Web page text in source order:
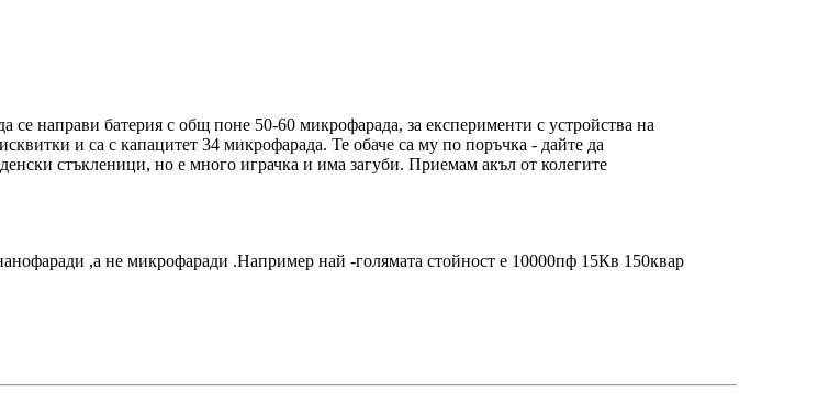
се направи батерия с общ поне 50-60 микрофарада, за експерименти с устройства на
и са с капацитет 34 микрофарада. Те обаче са му по поръчка - дайте да
стъкленици, но е много играчка и има загуби. Приемам акъл от колегите
,а не микрофаради .Например най -голямата стойност е 10000пф 15Кв 150квар